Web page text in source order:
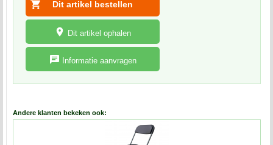
Dit artikel ophalen
Informatie aanvragen
Andere klanten bekeken ook: